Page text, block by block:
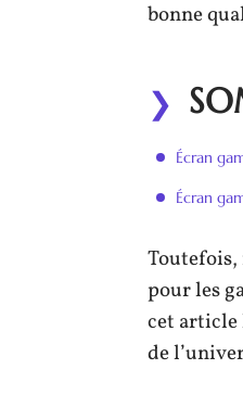
bonne
Écran
Écran
Toutefois,
pour les
cet article
de